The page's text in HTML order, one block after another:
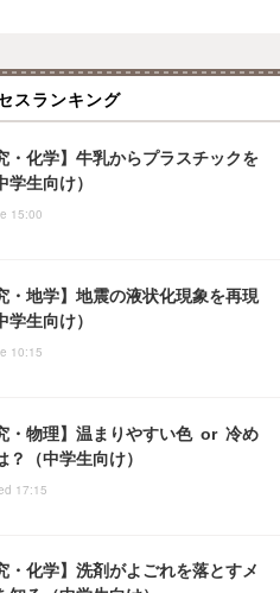
スランキング
・化学】牛乳からプラスチックを
学生向け）
15:00
・地学】地震の液状化現象を再現
学生向け）
10:15
・物理】温まりやすい色 or 冷め
？（中学生向け）
17:15
・化学】洗剤がよごれを落とすメ